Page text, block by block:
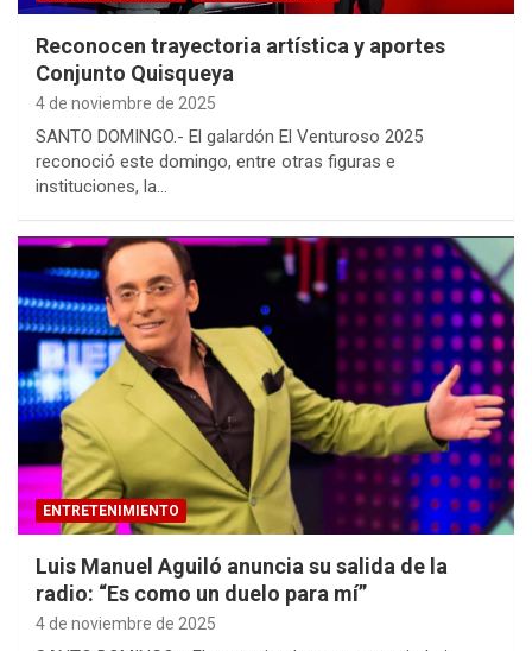
Reconocen trayectoria artística y aportes
Conjunto Quisqueya
4 de noviembre de 2025
SANTO DOMINGO.- El galardón El Venturoso 2025
reconoció este domingo, entre otras figuras e
instituciones, la…
ENTRETENIMIENTO
Luis Manuel Aguiló anuncia su salida de la
radio: “Es como un duelo para mí”
4 de noviembre de 2025